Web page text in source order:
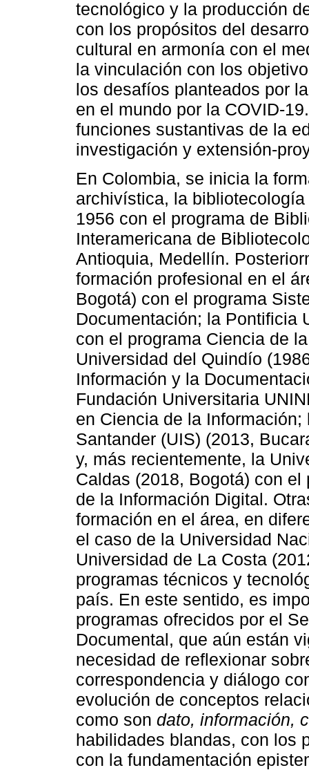
tecnológico y la producción
con los propósitos del
cultural en armonía con el
la vinculación con los
los desafíos planteados por
en el mundo por la COVID-
funciones sustantivas de la
investigación y extensión-
En Colombia, se inicia la
archivística, la
1956 con el programa de
Interamericana de
Antioquia, Medellín.
formación profesional en el
Bogotá) con el programa
Documentación; la Pontificia
con el programa Ciencia de
Universidad del Quindío
Información y la
Fundación Universitaria
en Ciencia de la
Santander (UIS) (2013,
y, más recientemente, la
Caldas (2018, Bogotá) con
de la Información Digital.
formación en el área, en
el caso de la Universidad
Universidad de La Costa
programas técnicos y
país. En este sentido, es
programas ofrecidos por el
Documental, que aún están
necesidad de reflexionar
correspondencia y diálogo
evolución de conceptos
como son dato, información,
habilidades blandas, con los
con la fundamentación